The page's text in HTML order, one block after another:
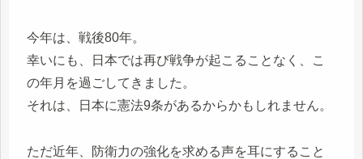
今年は、戦後80年。
幸いにも、日本では再び戦争が起こることなく、こ
の年月を過ごしてきました。
それは、日本に憲法9条があるからかもしれません。
ただ近年、防衛力の強化を求める声を耳にすること